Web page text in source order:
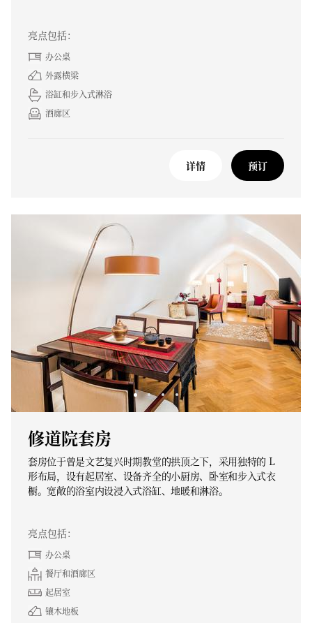
亮点包括：
办公桌
外露横梁
浴缸和步入式淋浴
酒廊区
详情 预订
修道院套房
套房位于曾是文艺复兴时期教堂的拱顶之下，采用独特的 L
形布局，设有起居室、设备齐全的小厨房、卧室和步入式衣
橱。宽敞的浴室内设浸入式浴缸、地暖和淋浴。
亮点包括：
办公桌
餐厅和酒廊区
起居室
镶木地板